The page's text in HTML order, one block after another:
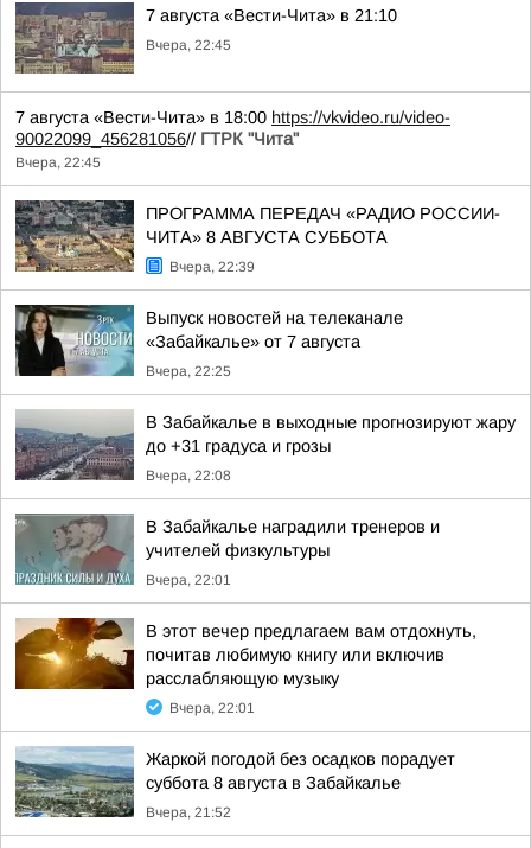
7 августа «Вести-Чита» в 21:10
Вчера, 22:45
7 августа «Вести-Чита» в 18:00 https://vkvideo.ru/video-
90022099_456281056// ГТРК "Чита"
Вчера, 22:45
ПРОГРАММА ПЕРЕДАЧ «РАДИО РОССИИ-
ЧИТА» 8 АВГУСТА СУББОТА
Вчера, 22:39
Выпуск новостей на телеканале
«Забайкалье» от 7 августа
Вчера, 22:25
В Забайкалье в выходные прогнозируют жару
до +31 градуса и грозы
Вчера, 22:08
В Забайкалье наградили тренеров и
учителей физкультуры
Вчера, 22:01
В этот вечер предлагаем вам отдохнуть,
почитав любимую книгу или включив
расслабляющую музыку
Вчера, 22:01
Жаркой погодой без осадков порадует
суббота 8 августа в Забайкалье
Вчера, 21:52